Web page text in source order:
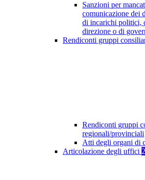
Sanzioni per
comunicazione dei
di incarichi politici,
direzione o di
Rendiconti gruppi
Rendiconti gruppi
regionali/provinciali
Atti degli organi di
Articolazione degli uffici 2